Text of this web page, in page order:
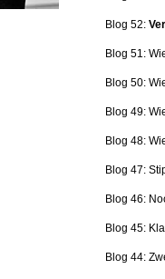
Blog 52:
Blog 51:
Blog 50:
Blog 49:
Blog 48:
Blog 47:
Blog 46:
Blog 45:
Blog 44: